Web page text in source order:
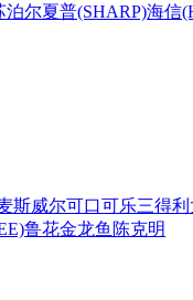
泊尔夏普(SHARP)海信
斯威尔可口可乐三得利
鲁花金龙鱼 陈克明